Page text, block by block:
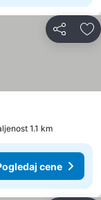
Deli
1.1 km
cene